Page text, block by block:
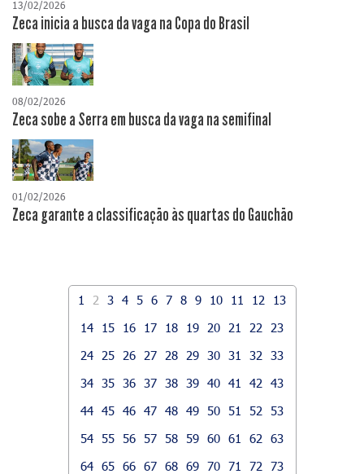
13/02/2026
Zeca inicia a busca da vaga na Copa do Brasil
08/02/2026
Zeca sobe a Serra em busca da vaga na semifinal
01/02/2026
Zeca garante a classificação às quartas do Gauchão
1 2 3 4 5 6 7 8 9 10 11 12
13
14
15 16 17 18 19 20 21 22
23
24
25 26 27 28 29 30 31 32
33
34 35 36 37 38 39 40 41 42
43
44 45 46 47 48 49 50 51 52
53
54 55 56 57 58 59 60 61 62
63
64 65 66 67 68 69 70 71 72
73